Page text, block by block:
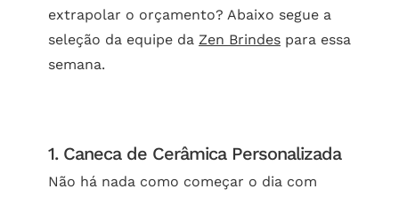
extrapolar o orçamento? Abaixo segue a
seleção da equipe da Zen Brindes para essa
semana.
1. Caneca de Cerâmica Personalizada
Não há nada como começar o dia com